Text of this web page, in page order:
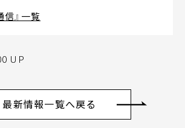
信』一覧
UP
最新情報一覧へ戻る